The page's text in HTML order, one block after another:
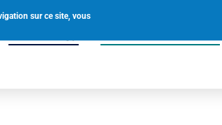
sur ce site, vous
0238580049